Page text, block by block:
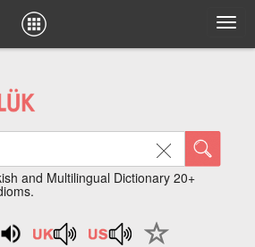
and Multilingual Dictionary 20+